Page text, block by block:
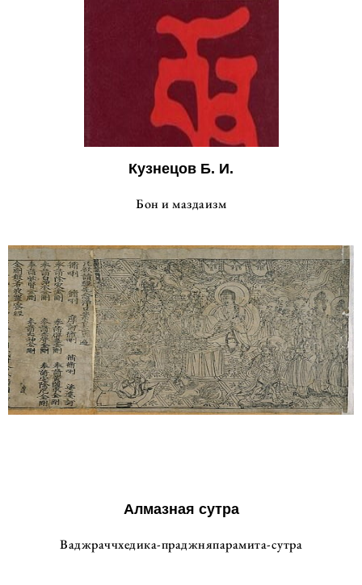
Кузнецов Б. И.
Бон и маздаизм
Алмазная сутра
Ваджраччхедика-праджняпарамита-сутра